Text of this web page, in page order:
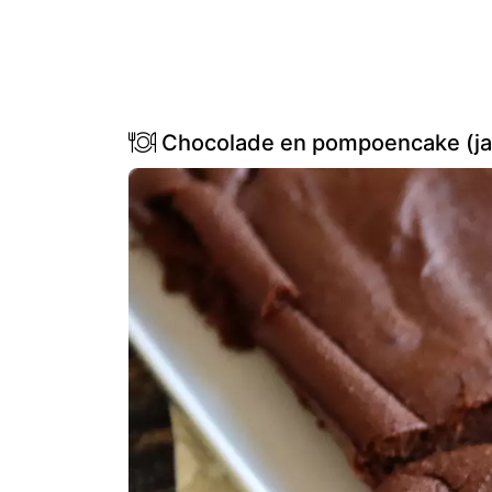
Chocolade en pompoencake